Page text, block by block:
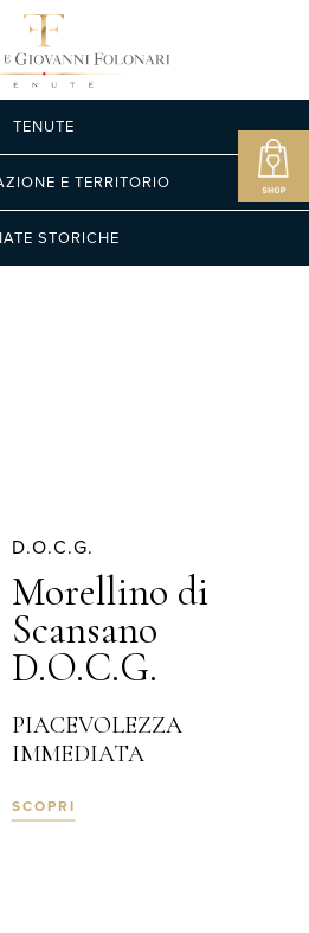
TENUTE
E TERRITORIO
STORICHE
D.O.C.G.
Morellino di
Scansano
D.O.C.G.
PIACEVOLEZZA
IMMEDIATA
SCOPRI